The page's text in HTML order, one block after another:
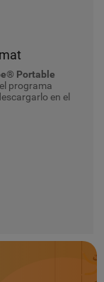
Portable
programa
en el